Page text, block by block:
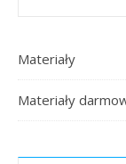
Materiały
Materiały